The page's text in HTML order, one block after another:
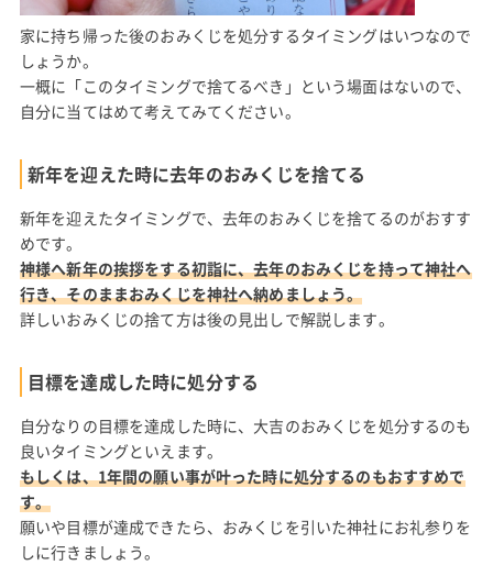
家に持ち帰った後のおみくじを処分するタイミングはいつなので
しょうか。
一概に「このタイミングで捨てるべき」という場面はないので、
自分に当てはめて考えてみてください。
新年を迎えた時に去年のおみくじを捨てる
新年を迎えたタイミングで、去年のおみくじを捨てるのがおすす
めです。
神様へ新年の挨拶をする初詣に、去年のおみくじを持って神社へ
行き、そのままおみくじを神社へ納めましょう。
詳しいおみくじの捨て方は後の見出しで解説します。
目標を達成した時に処分する
自分なりの目標を達成した時に、大吉のおみくじを処分するのも
良いタイミングといえます。
もしくは、1年間の願い事が叶った時に処分するのもおすすめで
す。
願いや目標が達成できたら、おみくじを引いた神社にお礼参りを
しに行きましょう。